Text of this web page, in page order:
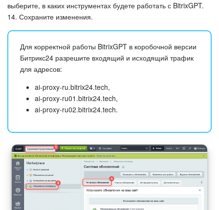
выберите, в каких инструментах будете работать с BitrixGPT.
14. Сохраните изменения.
Для корректной работы BitrixGPT в коробочной версии
Битрикс24 разрешите входящий и исходящий трафик
для адресов:
ai-proxy-ru.bitrix24.tech,
ai-proxy-ru01.bitrix24.tech,
ai-proxy-ru02.bitrix24.tech.